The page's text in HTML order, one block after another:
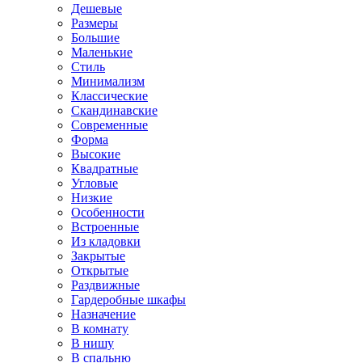
Дешевые
Размеры
Большие
Маленькие
Стиль
Минимализм
Классические
Скандинавские
Современные
Форма
Высокие
Квадратные
Угловые
Низкие
Особенности
Встроенные
Из кладовки
Закрытые
Открытые
Раздвижные
Гардеробные шкафы
Назначение
В комнату
В нишу
В спальню